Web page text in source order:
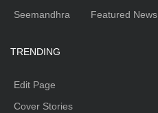
Seemandhra
Featured News
TRENDING
Edit Page
Cover Stories